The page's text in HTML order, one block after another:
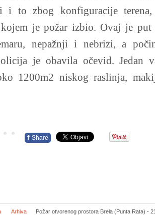
i to zbog konfiguracije terena,
je požar izbio. Ovaj je put
nepažnji i nebrizi, a
je obavila očevid. Jedan
1200m2 niskog raslinja,
f Share
Arhiva Požar otvorenog prostora Brela (Punta Rata) -